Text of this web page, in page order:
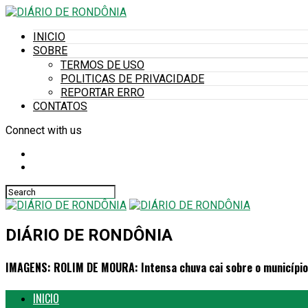
INICIO
SOBRE
TERMOS DE USO
POLITICAS DE PRIVACIDADE
REPORTAR ERRO
CONTATOS
Connect with us
DIÁRIO DE RONDÔNIA
IMAGENS: ROLIM DE MOURA: Intensa chuva cai sobre o
INICIO